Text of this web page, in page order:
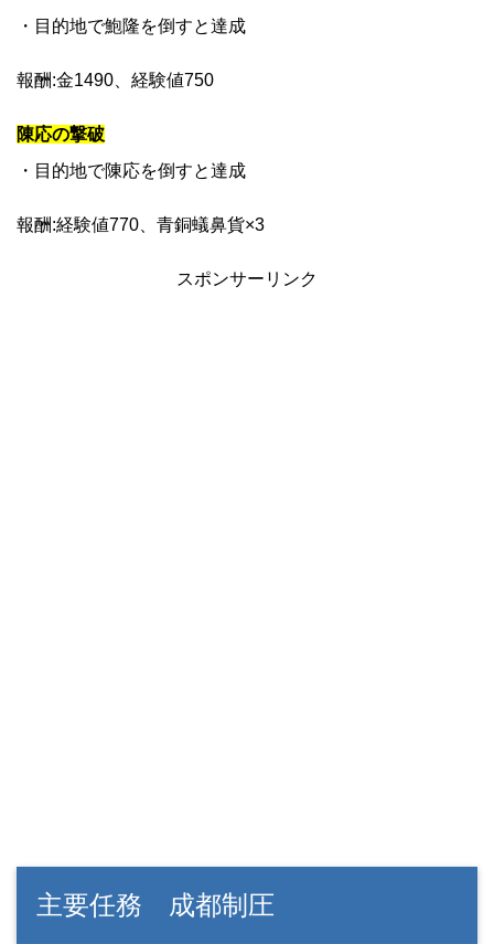
・目的地で鮑隆を倒すと達成
報酬:金1490、経験値750
陳応の撃破
・目的地で陳応を倒すと達成
報酬:経験値770、青銅蟻鼻貨×3
スポンサーリンク
主要任務 成都制圧